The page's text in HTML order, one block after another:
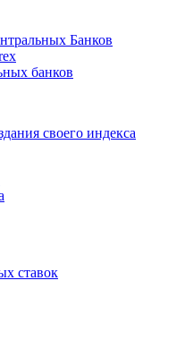
Банков
банков
своего индекса
ставок